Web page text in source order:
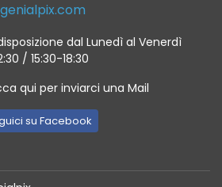
dal Lunedì al Venerdì
/ 15:30-18:30
qui per inviarci una Mail
su Facebook